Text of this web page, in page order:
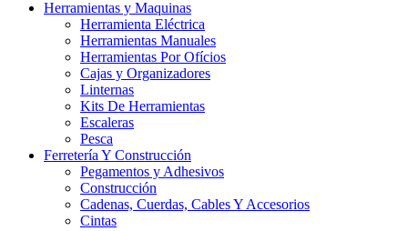
Herramientas y Maquinas
Herramienta Eléctrica
Herramientas Manuales
Herramientas Por Ofícios
Cajas y Organizadores
Linternas
Kits De Herramientas
Escaleras
Pesca
Ferretería Y Construcción
Pegamentos y Adhesivos
Construcción
Cadenas, Cuerdas, Cables Y Accesorios
Cintas